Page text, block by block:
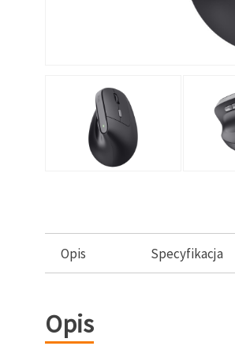
Opis Specyfikacja
Opis